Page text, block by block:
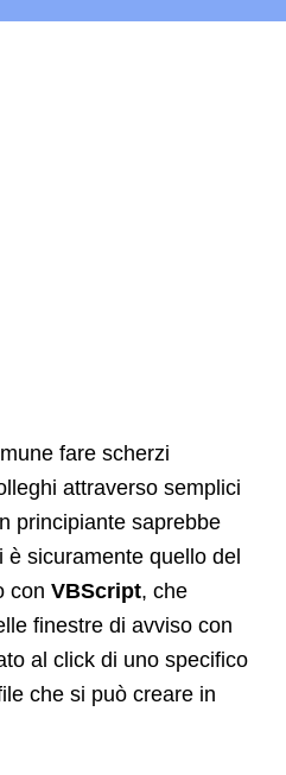
fare scherzi
attraverso semplici
principiante saprebbe
sicuramente quello del
con VBScript, che
finestre di avviso con
al click di uno specifico
che si può creare in